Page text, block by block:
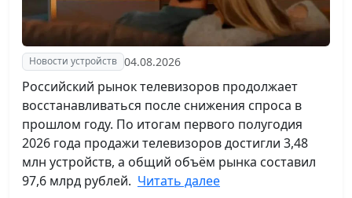
Новости устройств 04.08.2026
Российский рынок телевизоров продолжает
восстанавливаться после снижения спроса в
прошлом году. По итогам первого полугодия
2026 года продажи телевизоров достигли 3,48
млн устройств, а общий объём рынка составил
97,6 млрд рублей. Читать далее